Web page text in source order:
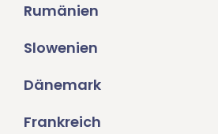
Rumänien
Slowenien
Dänemark
Frankreich